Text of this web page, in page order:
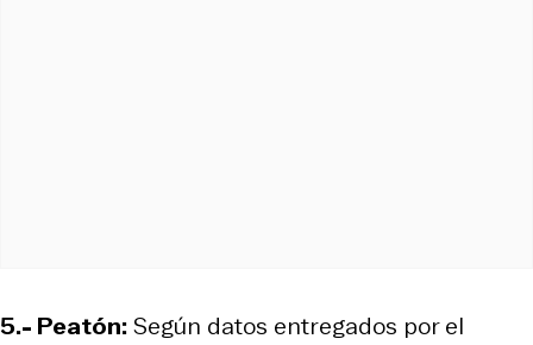
5.- Peatón:Según datos entregados por el